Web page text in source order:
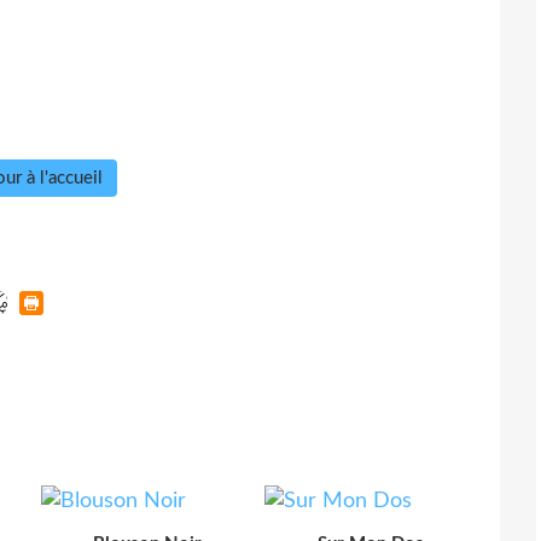
à l'accueil